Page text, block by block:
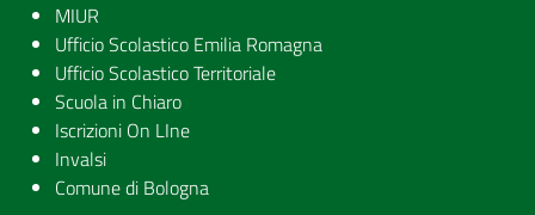
MIUR
Ufficio Scolastico Emilia Romagna
Ufficio Scolastico Territoriale
Scuola in Chiaro
Iscrizioni On LIne
Invalsi
Comune di Bologna